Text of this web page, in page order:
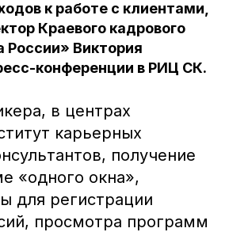
к работе с клиентами,
Краевого кадрового
России» Виктория
конференции в РИЦ СК.
в центрах
карьерных
получение
«одного окна»,
для регистрации
просмотра программ